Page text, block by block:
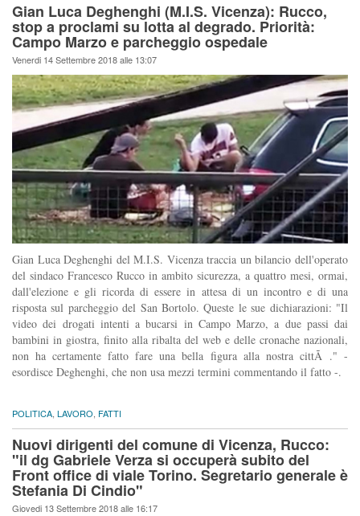
Gian Luca Deghenghi (M.I.S. Vicenza): Rucco,
stop a proclami su lotta al degrado. Priorità:
Campo Marzo e parcheggio ospedale
Venerdi 14 Settembre 2018 alle 13:07
Gian Luca Deghenghi del M.I.S. Vicenza traccia un bilancio dell'operato
del sindaco Francesco Rucco in ambito sicurezza, a quattro mesi, ormai,
dall'elezione e gli ricorda di essere in attesa di un incontro e di una
risposta sul parcheggio del San Bortolo. Queste le sue dichiarazioni: "Il
video dei drogati intenti a bucarsi in Campo Marzo, a due passi dai
bambini in giostra, finito alla ribalta del web e delle cronache nazionali,
non ha certamente fatto fare una bella figura alla nostra cittÃ ." -
esordisce Deghenghi, che non usa mezzi termini commentando il fatto -.
POLITICA, LAVORO, FATTI
Nuovi dirigenti del comune di Vicenza, Rucco:
"il dg Gabriele Verza si occuperà subito del
Front office di viale Torino. Segretario generale è
Stefania Di Cindio"
Giovedi 13 Settembre 2018 alle 16:17